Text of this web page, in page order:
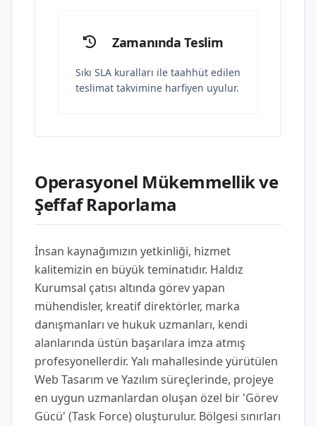
Zamanında Teslim
Sıkı SLA kuralları ile taahhüt edilen
teslimat takvimine harfiyen uyulur.
Operasyonel Mükemmellik ve
Şeffaf Raporlama
İnsan kaynağımızın yetkinliği, hizmet
kalitemizin en büyük teminatıdır. Haldız
Kurumsal çatısı altında görev yapan
mühendisler, kreatif direktörler, marka
danışmanları ve hukuk uzmanları, kendi
alanlarında üstün başarılara imza atmış
profesyonellerdir. Yalı mahallesinde yürütülen
Web Tasarım ve Yazılım süreçlerinde, projeye
en uygun uzmanlardan oluşan özel bir 'Görev
Gücü' (Task Force) oluşturulur. Bölgesi sınırları